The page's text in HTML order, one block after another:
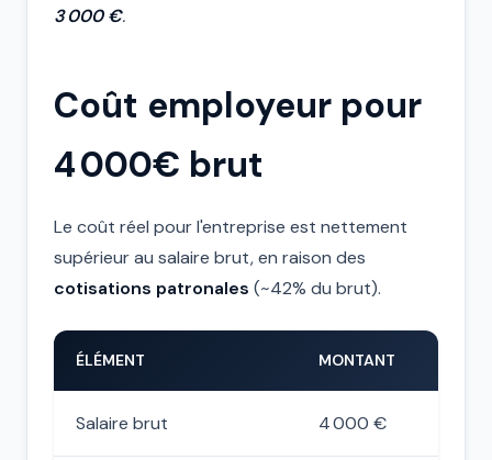
3 000 €.
Coût employeur pour
4 000€ brut
Le coût réel pour l'entreprise est nettement
supérieur au salaire brut, en raison des
cotisations patronales (~42% du brut).
ÉLÉMENT MONTANT
Salaire brut 4 000 €